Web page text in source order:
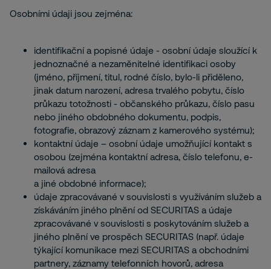
Osobními údaji jsou zejména:
identifikační a popisné údaje - osobní údaje sloužící k
jednoznačné a nezaměnitelné identifikaci osoby
(jméno, příjmení, titul, rodné číslo, bylo-li přiděleno,
jinak datum narození, adresa trvalého pobytu, číslo
průkazu totožnosti - občanského průkazu, číslo pasu
nebo jiného obdobného dokumentu, podpis,
fotografie, obrazový záznam z kamerového systému);
kontaktní údaje – osobní údaje umožňující kontakt s
osobou (zejména kontaktní adresa, číslo telefonu, e-
mailová adresa
a jiné obdobné informace);
údaje zpracovávané v souvislosti s využíváním služeb a
získáváním jiného plnění od SECURITAS a údaje
zpracovávané v souvislosti s poskytováním služeb a
jiného plnění ve prospěch SECURITAS (např. údaje
týkající komunikace mezi SECURITAS a obchodními
partnery, záznamy telefonních hovorů, adresa